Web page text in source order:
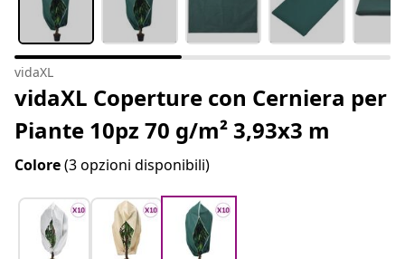
vidaXL
vidaXL Coperture con Cerniera per
Piante 10pz 70 g/m² 3,93x3 m
Colore(3 opzioni disponibili)